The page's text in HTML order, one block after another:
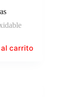
carrito